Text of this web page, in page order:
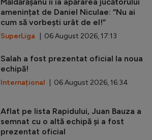
amenințat de Daniel Niculae: ”Nu ai
cum să vorbești urât de el!”
SuperLiga | 06 August 2026, 17:13
Salah a fost prezentat oficial la noua
echipă!
Internațional | 06 August 2026, 16:34
Aflat pe lista Rapidului, Juan Bauza a
semnat cu o altă echipă și a fost
prezentat oficial